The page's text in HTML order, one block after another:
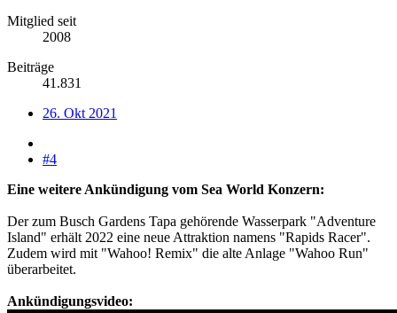
Mitglied seit
2008
Beiträge
41.831
26. Okt 2021
#4
Eine weitere Ankündigung vom Sea World Konzern:
Der zum Busch Gardens Tapa gehörende Wasserpark "Adventure
Island" erhält 2022 eine neue Attraktion namens "Rapids Racer".
Zudem wird mit "Wahoo! Remix" die alte Anlage "Wahoo Run"
überarbeitet.
Ankündigungsvideo: